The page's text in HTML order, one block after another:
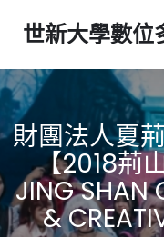
世新大學數位
財團法人夏
【2018荊
JING SHAN
&